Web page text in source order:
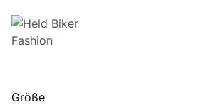
Größe